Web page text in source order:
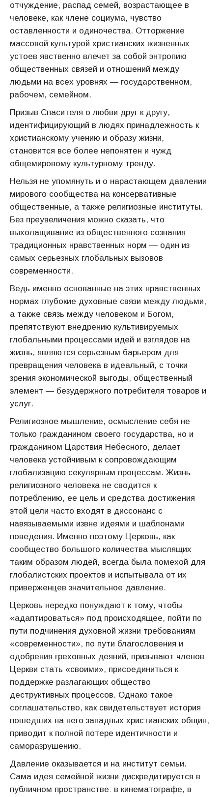
отчуждение, распад семей, возрастающее в
человеке, как члене социума, чувство
оставленности и одиночества. Отторжение
массовой культурой христианских жизненных
устоев явственно влечет за собой энтропию
общественных связей и отношений между
людьми на всех уровнях — государственном,
рабочем, семейном.
Призыв Спасителя о любви друг к другу,
идентифицирующий в людях принадлежность к
христианскому учению и образу жизни,
становится все более непонятен и чужд
общемировому культурному тренду.
Нельзя не упомянуть и о нарастающем давлении
мирового сообщества на консервативные
общественные, а также религиозные институты.
Без преувеличения можно сказать, что
выхолащивание из общественного сознания
традиционных нравственных норм — один из
самых серьезных глобальных вызовов
современности.
Ведь именно основанные на этих нравственных
нормах глубокие духовные связи между людьми,
а также связь между человеком и Богом,
препятствуют внедрению культивируемых
глобальными процессами идей и взглядов на
жизнь, являются серьезным барьером для
превращения человека в идеальный, с точки
зрения экономической выгоды, общественный
элемент — безудержного потребителя товаров и
услуг.
Религиозное мышление, осмысление себя не
только гражданином своего государства, но и
гражданином Царствия Небесного, делает
человека устойчивым к сопровождающим
глобализацию секулярным процессам. Жизнь
религиозного человека не сводится к
потреблению, ее цель и средства достижения
этой цели часто входят в диссонанс с
навязываемыми извне идеями и шаблонами
поведения. Именно поэтому Церковь, как
сообщество большого количества мыслящих
таким образом людей, всегда была помехой для
глобалистских проектов и испытывала от их
приверженцев значительное давление.
Церковь нередко понуждают к тому, чтобы
«адаптироваться» под происходящее, пойти по
пути подчинения духовной жизни требованиям
«современности», по пути благословения и
одобрения греховных деяний, призывают членов
Церкви стать «своими», присоединиться к
поддержке разлагающих общество
деструктивных процессов. Однако такое
соглашательство, как свидетельствует история
пошедших на него западных христианских общин,
приводит к полной потере идентичности и
саморазрушению.
Давление оказывается и на институт семьи.
Сама идея семейной жизни дискредитируется в
публичном пространстве: в кинематографе, в